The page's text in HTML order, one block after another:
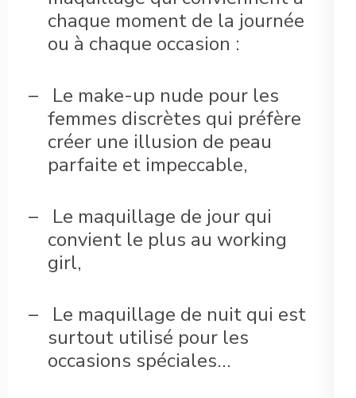
chaque moment de la journée
ou à chaque occasion :
–
Le make-up nude pour les
femmes discrètes qui préfère
créer une illusion de peau
parfaite et impeccable,
–
Le maquillage de jour qui
convient le plus au working
girl,
–
Le maquillage de nuit qui est
surtout utilisé pour les
occasions spéciales…